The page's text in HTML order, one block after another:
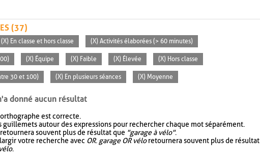
(37)
(X) En classe et hors classe (X) Activités élaborées (> 60 minutes)
(X) Équipe (X) Faible (X) Élevée (X) Hors classe
30 et 100) (X) En plusieurs séances (X) Moyenne
donné aucun résultat
est correcte.
guillemets autour des expressions pour rechercher chaque mot séparément.
souvent plus de résultat que "garage à vélo".
votre recherche avec OR. garage OR véloretournera souvent plus de résultat
.